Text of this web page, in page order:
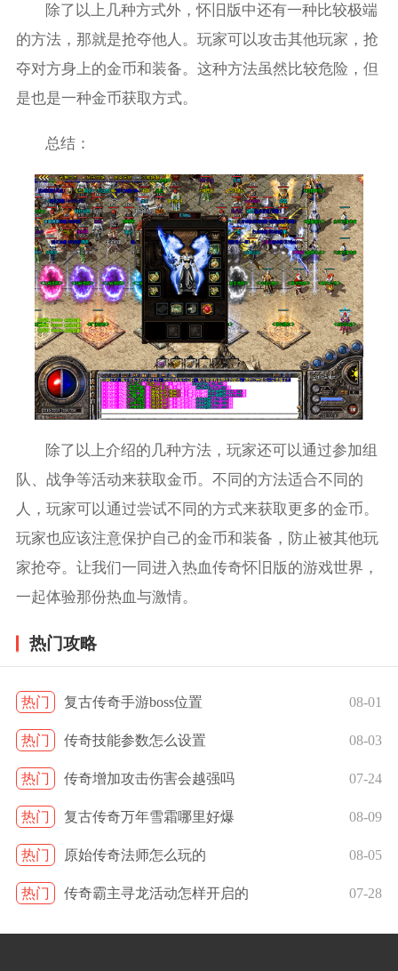
除了以上几种方式外，怀旧版中还有一种比较极端
的方法，那就是抢夺他人。玩家可以攻击其他玩家，抢
夺对方身上的金币和装备。这种方法虽然比较危险，但
是也是一种金币获取方式。
总结：
除了以上介绍的几种方法，玩家还可以通过参加组
队、战争等活动来获取金币。不同的方法适合不同的
人，玩家可以通过尝试不同的方式来获取更多的金币。
玩家也应该注意保护自己的金币和装备，防止被其他玩
家抢夺。让我们一同进入热血传奇怀旧版的游戏世界，
一起体验那份热血与激情。
热门攻略
热门 复古传奇手游boss位置 08-01
热门 传奇技能参数怎么设置 08-03
热门 传奇增加攻击伤害会越强吗 07-24
热门 复古传奇万年雪霜哪里好爆 08-09
热门 原始传奇法师怎么玩的 08-05
热门 传奇霸主寻龙活动怎样开启的 07-28